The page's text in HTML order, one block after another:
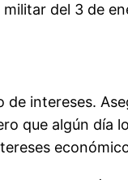
del 3 de
intereses.
que algún